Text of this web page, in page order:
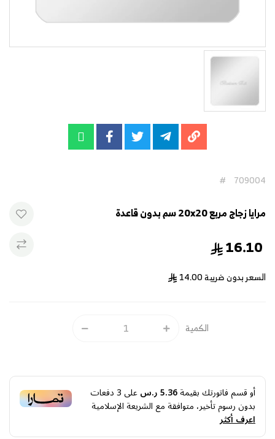
709004
#
مرايا زجاج مربع 20x20 سم بدون قاعدة
16.10
السعر بدون ضريبة14.00
الكمية
أو قسم فاتورتك بقيمة5.36 ر.س على3دفعات
بدون رسوم تأخير، متوافقة مع الشريعة الإسلامية
اعرف أكثر